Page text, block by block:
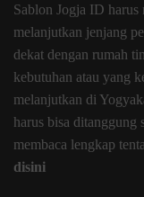
Sablon Jogja ID harus
melanjutkan jenjang
dekat dengan rumah
kebutuhan atau yang
melanjutkan di
harus bisa ditanggung
membaca lengkap
disini